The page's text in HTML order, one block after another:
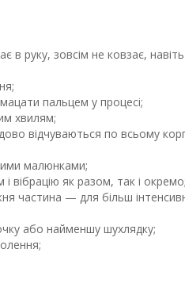
в руку, зовсім не ковзає, навіть
пальцем у процесі;
хвилям;
відчуваються по всьому
малюнками;
як разом, так і
частина — для більш
або найменшу шухлядку;